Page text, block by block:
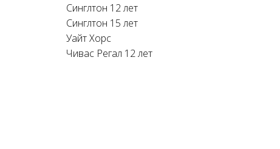
Синглтон 12 лет
Синглтон 15 лет
Уайт Хорс
Чивас Регал 12 лет